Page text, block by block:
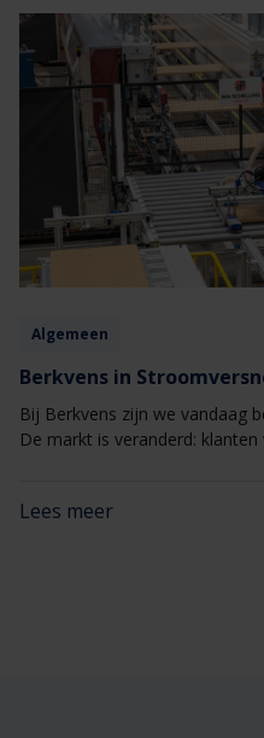
Algemeen
Berkvens in
Bij Berkvens zijn we vandaag
De markt is veranderd:
slimme investeringen in
Lees meer